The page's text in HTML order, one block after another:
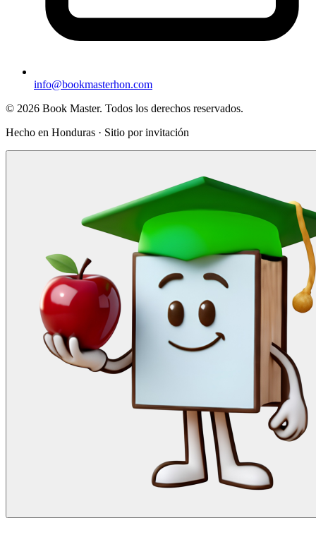
info@bookmasterhon.com
© 2026 Book Master. Todos los derechos reservados.
Hecho en Honduras · Sitio por invitación